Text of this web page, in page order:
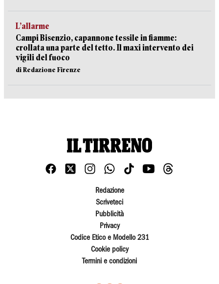
L’allarme
Campi Bisenzio, capannone tessile in fiamme:
crollata una parte del tetto. Il maxi intervento dei
vigili del fuoco
di Redazione Firenze
Redazione
Scriveteci
Pubblicità
Privacy
Codice Etico e Modello 231
Cookie policy
Termini e condizioni